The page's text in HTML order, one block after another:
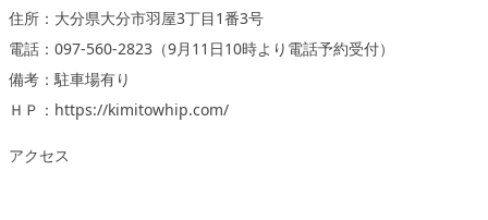
住所：大分県大分市羽屋3丁目1番3号
電話：097-560-2823（9月11日10時より電話予約受付）
備考：駐車場有り
ＨＰ：https://kimitowhip.com/
アクセス